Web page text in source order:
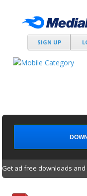
SIGN UP
Get ad free downloads and